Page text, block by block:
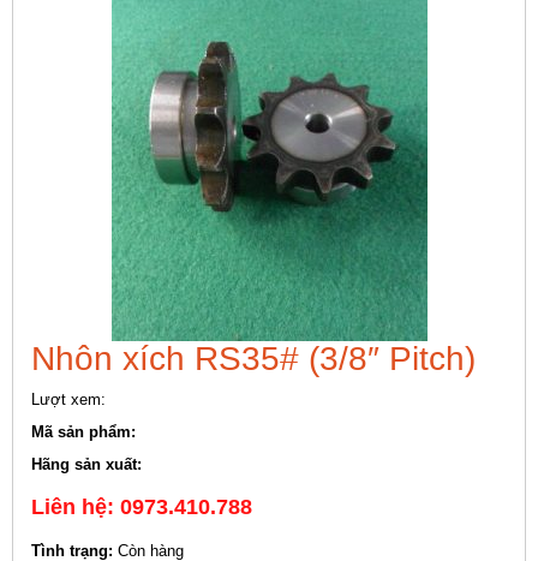
Nhôn xích RS35# (3/8″ Pitch)
Lượt xem:
Mã sản phẩm:
Hãng sản xuất:
Liên hệ: 0973.410.788
Tình trạng: Còn hàng